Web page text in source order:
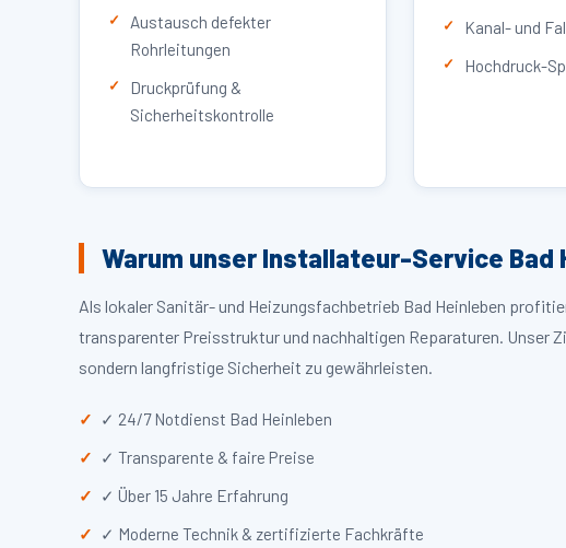
Austausch defekter
Rohrleitungen
Druckprüfung &
Sicherheitskontrolle
Kanal- und
Hochdruck-
Warum unser Installateur-Service Bad
Als lokaler Sanitär- und Heizungsfachbetrieb Bad Heinleben
transparenter Preisstruktur und nachhaltigen Reparaturen. Unser
sondern langfristige Sicherheit zu gewährleisten.
✓ 24/7 Notdienst Bad Heinleben
✓ Transparente & faire Preise
✓ Über 15 Jahre Erfahrung
✓ Moderne Technik & zertifizierte Fachkräfte